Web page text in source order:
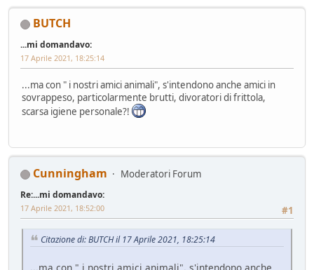
BUTCH
...mi domandavo:
17 Aprile 2021, 18:25:14
...ma con " i nostri amici animali", s'intendono anche amici in
sovrappeso, particolarmente brutti, divoratori di frittola,
scarsa igiene personale?!
Cunningham Moderatori Forum
Re:...mi domandavo:
#1
17 Aprile 2021, 18:52:00
Citazione di: BUTCH il 17 Aprile 2021, 18:25:14